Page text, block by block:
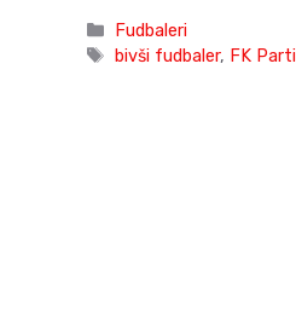
Categories
Fudbaleri
Tags
bivši fudbaler, FK